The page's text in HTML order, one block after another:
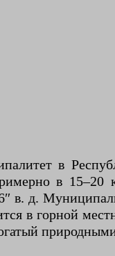
в
в
в. д.
в горной